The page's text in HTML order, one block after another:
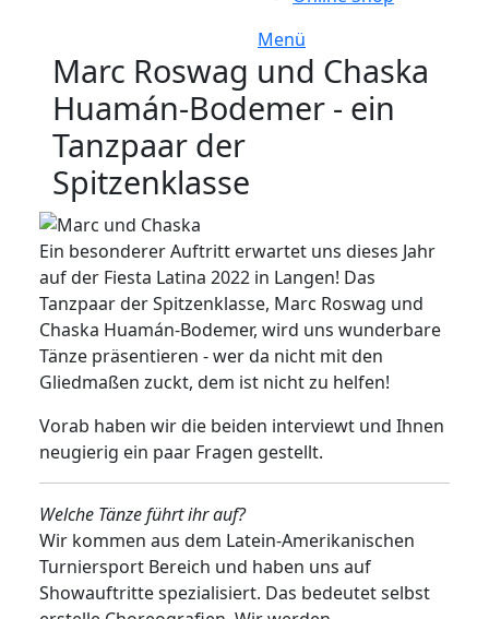
Menü
Marc Roswag und Chaska
Huamán-Bodemer - ein
Tanzpaar der
Spitzenklasse
Ein besonderer Auftritt erwartet uns dieses Jahr
auf der Fiesta Latina 2022 in Langen! Das
Tanzpaar der Spitzenklasse, Marc Roswag und
Chaska Huamán-Bodemer, wird uns wunderbare
Tänze präsentieren - wer da nicht mit den
Gliedmaßen zuckt, dem ist nicht zu helfen!
Vorab haben wir die beiden interviewt und Ihnen
neugierig ein paar Fragen gestellt.
Welche Tänze führt ihr auf?
Wir kommen aus dem Latein-Amerikanischen
Turniersport Bereich und haben uns auf
Showauftritte spezialisiert. Das bedeutet selbst